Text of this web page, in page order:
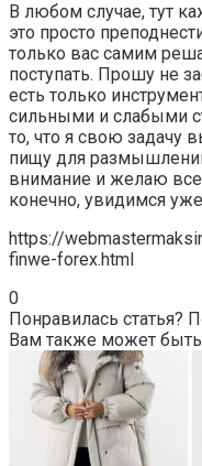
В любом случае, тут
это просто
только вас самим
поступать. Прошу не
есть только
сильными и слабыми
то, что я свою задачу
пищу для
внимание и желаю
конечно, увидимся
https://
finwe-forex.html
0
Понравилась статья?
Вам также может быть